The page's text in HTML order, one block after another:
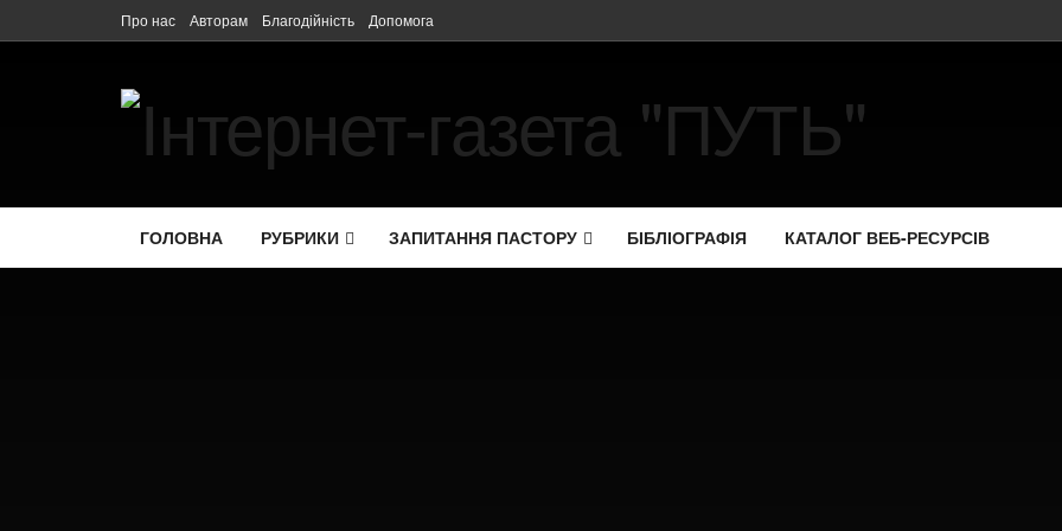
Про нас Авторам Благодійність Допомога
ГОЛОВНА РУБРИКИ ЗАПИТАННЯ ПАСТОРУ БІБЛІОГРАФІЯ КАТАЛОГ ВЕБ-РЕСУРСІВ